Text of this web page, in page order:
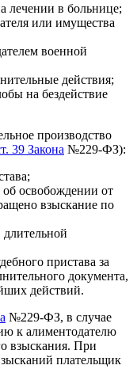
лечении в больнице;
или имущества
военной
действия;
на бездействие
производство
39 Закона №229-ФЗ):
об освобождении от
взыскание по
пристава за
документа,
действий.
№229-ФЗ, в случае
к алиментодателю
взыскания. При
плательщик